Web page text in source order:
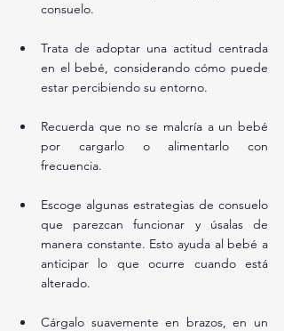
consuelo.
Trata de adoptar una actitud centrada
en el bebé, considerando cómo puede
estar percibiendo su entorno.
Recuerda que no se malcría a un bebé
por cargarlo o alimentarlo con
frecuencia.
Escoge algunas estrategias de consuelo
que parezcan funcionar y úsalas de
manera constante. Esto ayuda al bebé a
anticipar lo que ocurre cuando está
alterado.
Cárgalo suavemente en brazos, en un